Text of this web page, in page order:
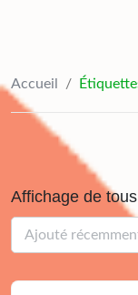
Accueil /
Affichage de